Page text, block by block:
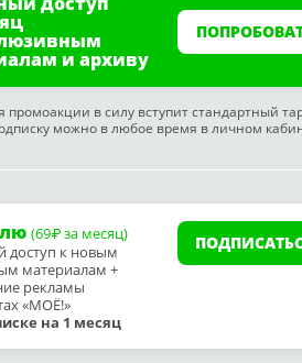
и архиву
промоакции в силу вступит стандартный
можно в любое время в личном
(69₽ за месяц)
доступ к новым
материалам +
рекламы
«МОЁ!»
на 1 месяц